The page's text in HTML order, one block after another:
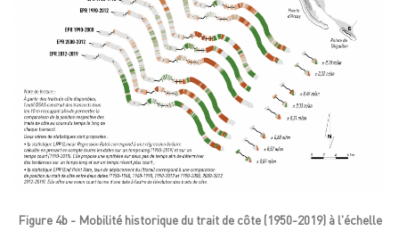
Figure 4b - Mobilité historique du trait de côte (1950-2019) à l'échelle